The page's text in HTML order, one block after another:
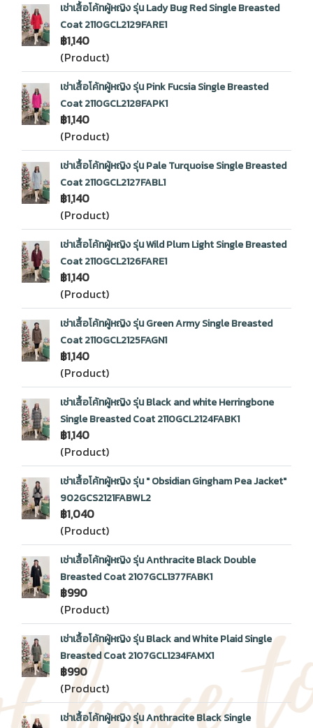
เช่าเสื้อโค้ทผู้หญิง รุ่น Lady Bug Red Single Breasted
Coat 2110GCL2129FARE1
฿1,140
(Product)
เช่าเสื้อโค้ทผู้หญิง รุ่น Pink Fucsia Single Breasted
Coat 2110GCL2128FAPK1
฿1,140
(Product)
เช่าเสื้อโค้ทผู้หญิง รุ่น Pale Turquoise Single Breasted
Coat 2110GCL2127FABL1
฿1,140
(Product)
เช่าเสื้อโค้ทผู้หญิง รุ่น Wild Plum Light Single Breasted
Coat 2110GCL2126FARE1
฿1,140
(Product)
เช่าเสื้อโค้ทผู้หญิง รุ่น Green Army Single Breasted
Coat 2110GCL2125FAGN1
฿1,140
(Product)
เช่าเสื้อโค้ทผู้หญิง รุ่น Black and white Herringbone
Single Breasted Coat 2110GCL2124FABK1
฿1,140
(Product)
เช่าเสื้อโค้ทผู้หญิง รุ่น " Obsidian Gingham Pea Jacket"
902GCS2121FABWL2
฿1,040
(Product)
เช่าเสื้อโค้ทผู้หญิง รุ่น Anthracite Black Double
Breasted Coat 2107GCL1377FABK1
฿990
(Product)
เช่าเสื้อโค้ทผู้หญิง รุ่น Black and White Plaid Single
Breasted Coat 2107GCL1234FAMX1
฿990
(Product)
เช่าเสื้อโค้ทผู้หญิง รุ่น Anthracite Black Single